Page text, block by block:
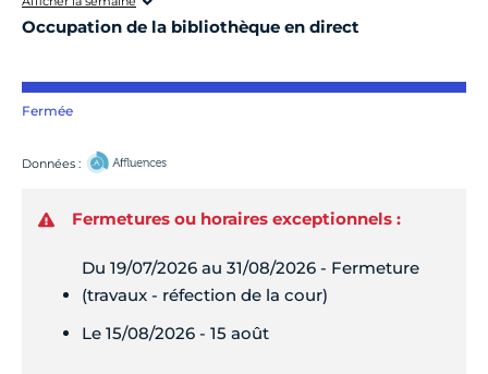
Occupation de la bibliothèque en direct
Fermée
Données :
Fermetures ou horaires exceptionnels :
Du 19/07/2026 au 31/08/2026 - Fermeture
(travaux - réfection de la cour)
Lundi Fermé
Le 15/08/2026 - 15 août